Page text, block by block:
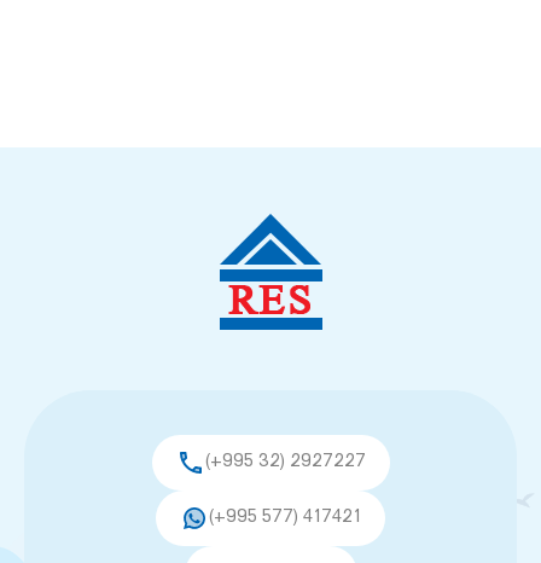
(+995 32) 2927227
(+995 577) 417421